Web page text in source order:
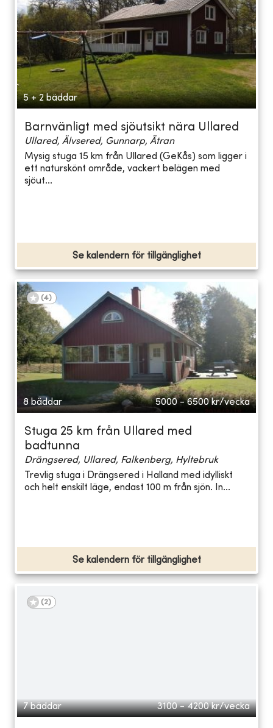
5 + 2 bäddar
Barnvänligt med sjöutsikt nära Ullared
Ullared, Älvsered, Gunnarp, Ätran
Mysig stuga 15 km från Ullared (GeKås) som ligger i
ett naturskönt område, vackert belägen med
sjöut...
Se kalendern för tillgänglighet
(4)
8 bäddar 5000 - 6500 kr/vecka
Stuga 25 km från Ullared med
badtunna
Drängsered, Ullared, Falkenberg, Hyltebruk
Trevlig stuga i Drängsered i Halland med idylliskt
och helt enskilt läge, endast 100 m från sjön. In...
Se kalendern för tillgänglighet
(2)
7 bäddar 3100 - 4200 kr/vecka